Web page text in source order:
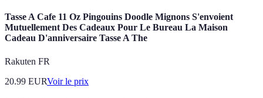
Tasse A Cafe 11 Oz Pingouins Doodle Mignons S'envoient
Mutuellement Des Cadeaux Pour Le Bureau La Maison
Cadeau D'anniversaire Tasse A The
Rakuten FR
20.99 EURVoir le prix